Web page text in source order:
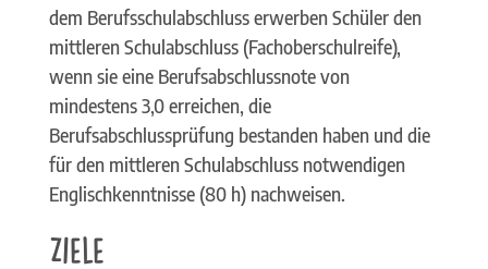
dem Berufsschulabschluss erwerben Schüler den
mittleren Schulabschluss (Fachoberschulreife),
wenn sie eine Berufsabschlussnote von
mindestens 3,0 erreichen, die
Berufsabschlussprüfung bestanden haben und die
für den mittleren Schulabschluss notwendigen
Englischkenntnisse (80 h) nachweisen.
Ziele